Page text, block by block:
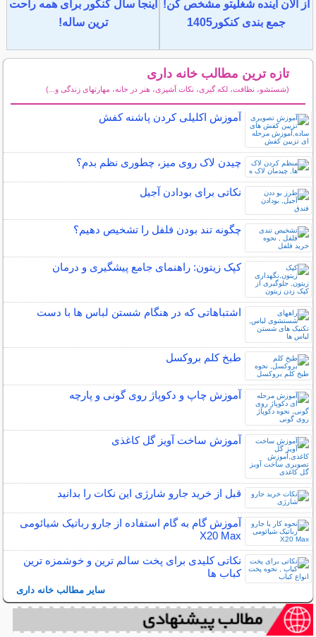
از الان آینده شغلیتو مشخص کن!
جمع بندی کنکور1405
اینجا سال کنکور برای همه راحت
ترین ساله!
تازه ترین مطالب خانه داری
(شستشو، نظافت، لکه گیری، نکات آشپزی، هنر در خانه، مهارتهای زندگی و...)
آموزش اکلیلی کردن پاشنه کفش
چیدن لاک روی میز، چطوری نظم بدم؟
نکاتی برای بودادن آجیل
چگونه تند بودن فلفل را تشخیص دهیم؟
کپک زیتون: راهنمای جامع پیشگیری و درمان
اشتباهاتی که در هنگام شستن لباس ها با دست
طبخ کلم بروکسل
آموزش چاپ و دکوپاژ روی گونی و پارچه
آموزش ساخت آویز گل کاغذی
قبل از خرید جارو شارژی این نکات را بدانید
آموزش گام به گام استفاده از جارو رباتیک شیائومی
X20 Max
نکاتی کلیدی برای پخت سالم ترین و خوشمزه ترین
کباب ها
سایر مطالب خانه داری